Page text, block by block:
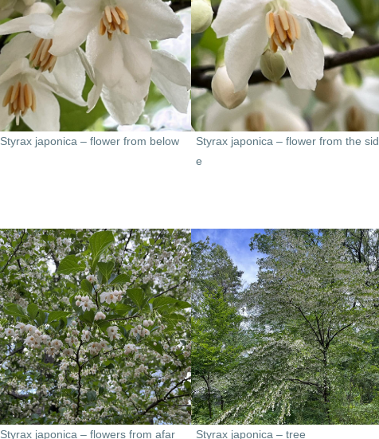
Styrax japonica – flower from below
Styrax japonica – flower from the sid
e
Styrax japonica – flowers from afar Styrax japonica – tree